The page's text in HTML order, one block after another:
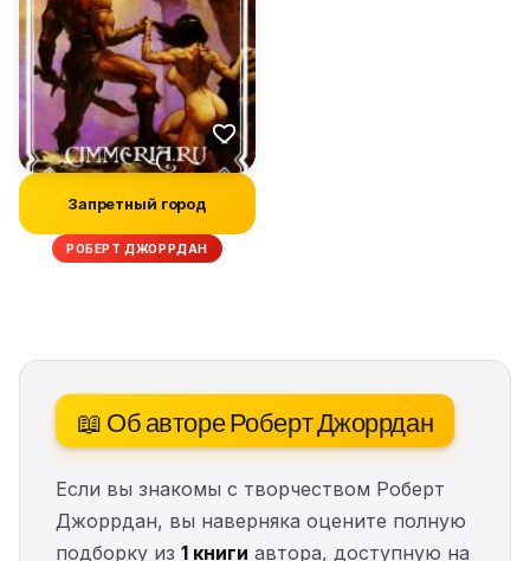
Запретный город
РОБЕРТ ДЖОРРДАН
📖 Об авторе Роберт Джоррдан
Если вы знакомы с творчеством Роберт
Джоррдан, вы наверняка оцените полную
подборку из 1 книги автора, доступную на